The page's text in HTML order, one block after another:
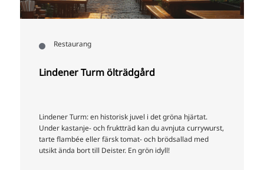
ölträdgård
en historisk juvel i det gröna hjärtat.
och fruktträd kan du avnjuta currywurst,
färsk tomat- och brödsallad med
till Deister. En grön idyll!
Här gör vi allt som
och kex själva, kokar
individuella recept för